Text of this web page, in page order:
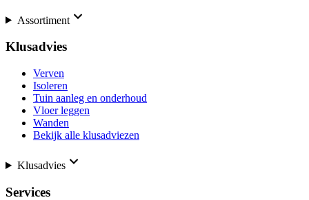
Assortiment
Klusadvies
Verven
Isoleren
Tuin aanleg en onderhoud
Vloer leggen
Wanden
Bekijk alle klusadviezen
Klusadvies
Services